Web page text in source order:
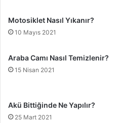
Motosiklet Nasıl Yıkanır?
10 Mayıs 2021
Araba Camı Nasıl Temizlenir?
15 Nisan 2021
Akü Bittiğinde Ne Yapılır?
25 Mart 2021